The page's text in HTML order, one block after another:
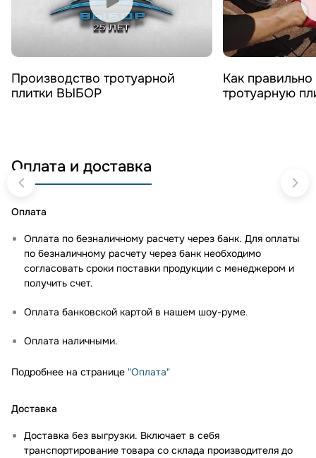
Смотреть видео
Производство тротуарной
плитки ВЫБОР
Смотреть
Как
тротуарную
Оплата и доставка
Оплата
Оплата по безналичному расчету через банк. Для оплаты
по безналичному расчету через банк необходимо
согласовать сроки поставки продукции с менеджером и
получить счет.
Оплата банковской картой в нашем шоу-руме.
Оплата наличными.
Подробнее на странице "Оплата"
Доставка
Доставка без выгрузки. Включает в себя
транспортирование товара со склада производителя до